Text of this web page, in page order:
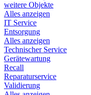
weitere Objekte
Alles anzeigen
IT Service
Entsorgung
Alles anzeigen
Technischer Service
Gerätewartung
Recall
Reparaturservice
Validierung